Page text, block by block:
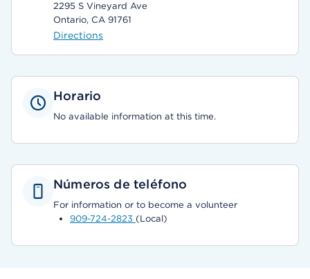
2295 S Vineyard Ave
Ontario, CA 91761
Directions
Horario
No available information at this time.
Números de teléfono
For information or to become a volunteer
909-724-2823 (Local)